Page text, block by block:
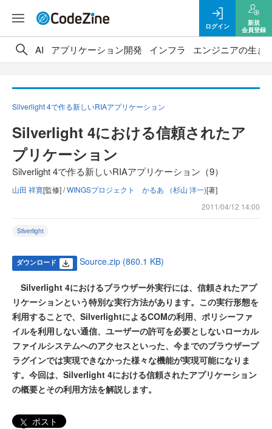
ログイン
新規
会員登録
AI アプリケーション開発 インフラ エンジニアの生き
Silverlight 4で作る新しいRIAアプリケーション
Silverlight 4における信頼されたア
プリケーション
Silverlight 4で作る新しいRIAアプリケーション（9）
山田 祥寛[監修] /WINGSプロジェクト かるあ （杉山 洋一)[著]
2011/04/12 14:00
Silverlight
ダウンロード Source.zip (860.1 KB)
Silverlight 4におけるブラウザー外実行には、信頼されたアプ
リケーションという特別な実行方法があります。この実行形態を
利用することで、SilverlightによるCOMの利用、ポリシーファ
イルを利用しない通信、ユーザーの許可を必要としないローカル
ファイルシステムへのアクセスといった、今までのブラウザープ
ラグインでは実現できなかった様々な機能が実現可能になりま
す。今回は、Silverlight 4における信頼されたアプリケーション
の概要とその利用方法を解説します。
ポスト